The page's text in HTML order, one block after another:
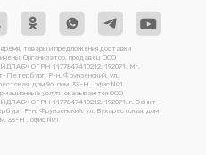
время, товары и предложения доставки
Организатор, продавец ООО
ОГРН 1177847410212, 192071, Мг.
Петербург, Р-н. Фрунзенский, ул.
дом 96, пом. 33-Н , офис №1
услуги оказываются ООО
ОГРН 1177847410212, 192071, г. Санкт-
Р-н. Фрунзенский, ул. Бухарестская, дом
33-Н , офис №1